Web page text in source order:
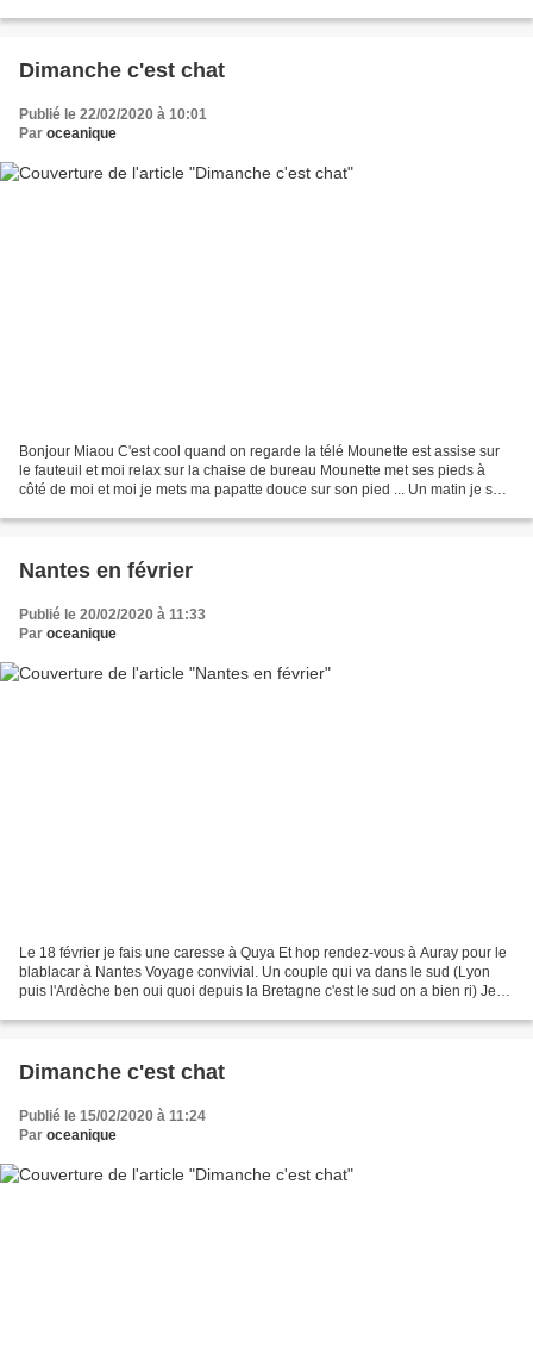
Dimanche c'est chat
Publié le 22/02/2020 à 10:01
Par oceanique
Bonjour Miaou C'est cool quand on regarde la télé Mounette est assise sur
le fauteuil et moi relax sur la chaise de bureau Mounette met ses pieds à
côté de moi et moi je mets ma papatte douce sur son pied ... Un matin je sors
Nantes en février
Publié le 20/02/2020 à 11:33
Par oceanique
Le 18 février je fais une caresse à Quya Et hop rendez-vous à Auray pour le
blablacar à Nantes Voyage convivial. Un couple qui va dans le sud (Lyon
puis l'Ardèche ben oui quoi depuis la Bretagne c'est le sud on a bien ri) Je
Dimanche c'est chat
Publié le 15/02/2020 à 11:24
Par oceanique